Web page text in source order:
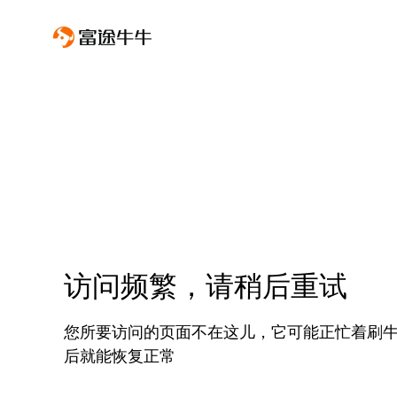
访问频繁，请稍后重试
您所要访问的页面不在这儿，它可能正忙着刷
后就能恢复正常